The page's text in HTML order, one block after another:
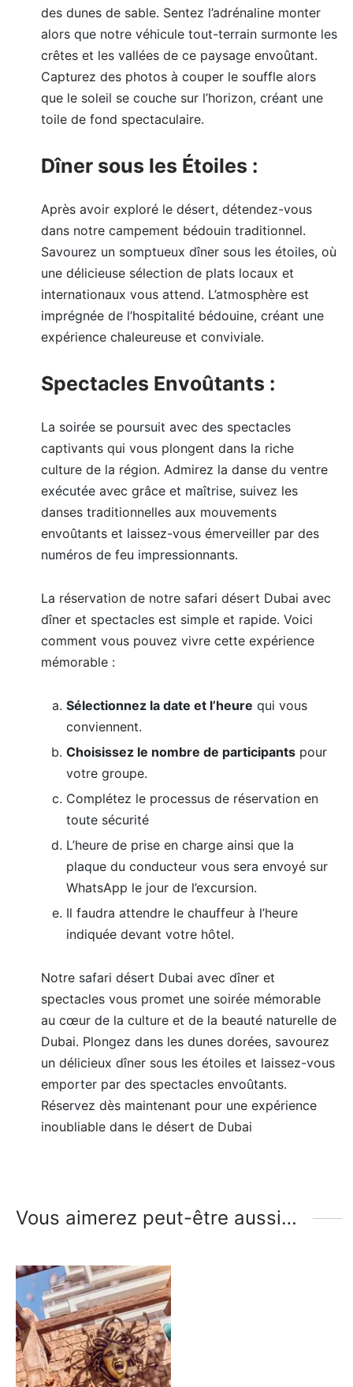
des dunes de sable. Sentez l’adrénaline monter
alors que notre véhicule tout-terrain surmonte les
crêtes et les vallées de ce paysage envoûtant.
Capturez des photos à couper le souffle alors
que le soleil se couche sur l’horizon, créant une
toile de fond spectaculaire.
Dîner sous les Étoiles :
Après avoir exploré le désert, détendez-vous
dans notre campement bédouin traditionnel.
Savourez un somptueux dîner sous les étoiles, où
une délicieuse sélection de plats locaux et
internationaux vous attend. L’atmosphère est
imprégnée de l’hospitalité bédouine, créant une
expérience chaleureuse et conviviale.
Spectacles Envoûtants :
La soirée se poursuit avec des spectacles
captivants qui vous plongent dans la riche
culture de la région. Admirez la danse du ventre
exécutée avec grâce et maîtrise, suivez les
danses traditionnelles aux mouvements
envoûtants et laissez-vous émerveiller par des
numéros de feu impressionnants.
La réservation de notre safari désert Dubai avec
dîner et spectacles est simple et rapide. Voici
comment vous pouvez vivre cette expérience
mémorable :
Sélectionnez la date et l’heure qui vous
conviennent.
Choisissez le nombre de participantspour
votre groupe.
Complétez le processus de réservation en
toute sécurité
L’heure de prise en charge ainsi que la
plaque du conducteur vous sera envoyé sur
WhatsApp le jour de l’excursion.
Il faudra attendre le chauffeur à l’heure
indiquée devant votre hôtel.
Notre safari désert Dubai avec dîner et
spectacles vous promet une soirée mémorable
au cœur de la culture et de la beauté naturelle de
Dubai. Plongez dans les dunes dorées, savourez
un délicieux dîner sous les étoiles et laissez-vous
emporter par des spectacles envoûtants.
Réservez dès maintenant pour une expérience
inoubliable dans le désert de Dubai
Vous aimerez peut-être aussi…